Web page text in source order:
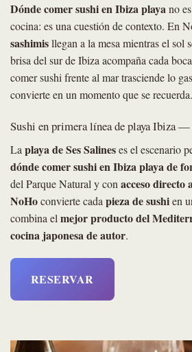
Dónde comer sushi en Ibiza playano
cocina: es una cuestión de contexto. En
sashimisllegan a la mesa mientras el sol
brisa del sur de Ibiza acompaña cada
comer sushi frente al mar trasciende lo
convierte en un momento que se recuerda.
Sushi en primera línea de playa Ibiza —
Laplaya de Ses Salineses el escenario
dónde comer sushi en Ibiza playa de
del Parque Natural y conacceso directo
NoHoconvierte cadapieza de sushien
combina elmejor producto del
cocina japonesa de autor.
RESERVAR